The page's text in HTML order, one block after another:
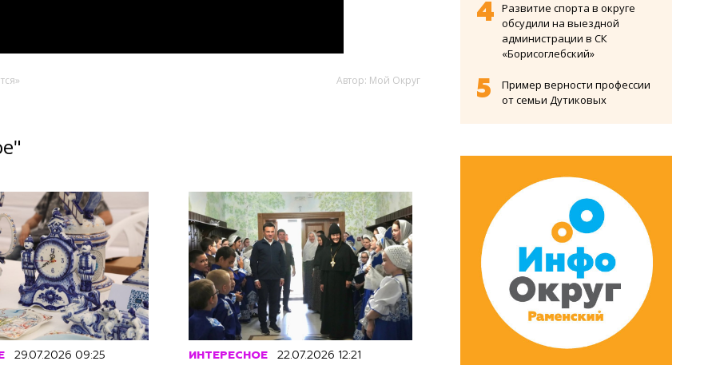
Автор: Мой Округ
29.07.2026 09:25 ИНТЕРЕСНОЕ 22.07.2026 12:21
Развитие спорта в округе
обсудили на выездной
администрации в СК
«Борисоглебский»
Пример верности профессии
от семьи Дутиковых